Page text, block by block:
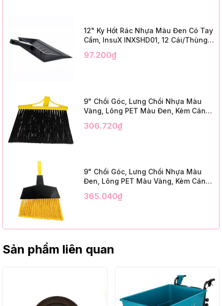
12" Ky Hốt Rác Nhựa Màu Đen Có Tay
Cầm, InsuX INXSHD01, 12 Cái/Thùng,
Black Plastic)
97.200₫
9" Chổi Góc, Lưng Chổi Nhựa Màu
Vàng, Lông PET Màu Đen, Kèm Cán
12 Bộ/Thùng (9" Angle Broom, Yellow
306.720₫
9" Chổi Góc, Lưng Chổi Nhựa Màu
Đen, Lông PET Màu Vàng, Kèm Cán
12 Bộ/Thùng (9" Angle Broom, Black
365.040₫
Sản phẩm liên quan